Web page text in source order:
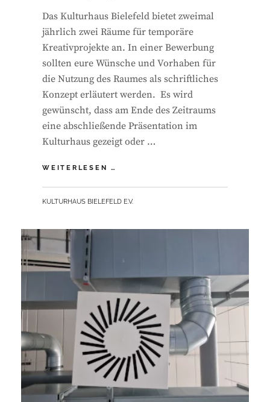
Das Kulturhaus Bielefeld bietet zweimal
jährlich zwei Räume für temporäre
Kreativprojekte an. In einer Bewerbung
sollten eure Wünsche und Vorhaben für
die Nutzung des Raumes als schriftliches
Konzept erläutert werden. Es wird
gewünscht, dass am Ende des Zeitraums
eine abschließende Präsentation im
Kulturhaus gezeigt oder …
WEITERLESEN …
TEMPORÄRE
BY
KULTURHAUS BIELEFELD E.V.